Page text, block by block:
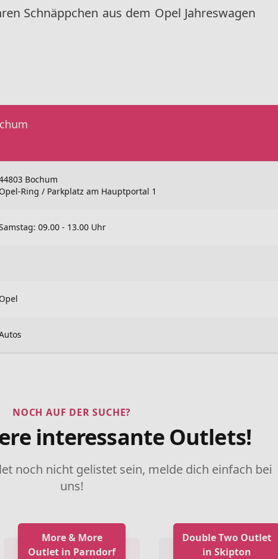
Schnäppchen aus dem Opel Jahreswagen
Bochum
Opel-Ring / Parkplatz am Hauptportal 1
09.00 - 13.00 Uhr
Opel
NOCH AUF DER SUCHE?
interessante Outlets!
noch nicht gelistet sein, melde dich einfach bei
uns!
More & More
Outlet in Parndorf
Double Two Outlet
in Skipton